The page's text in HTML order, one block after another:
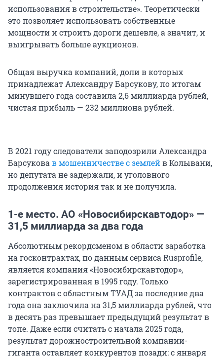
использования в строительстве». Теоретически
это позволяет использовать собственные
мощности и строить дороги дешевле, а значит, и
выигрывать больше аукционов.
Общая выручка компаний, доли в которых
принадлежат Александру Барсукову, по итогам
минувшего года составила 2,6 миллиарда рублей,
чистая прибыль — 232 миллиона рублей.
В 2021 году следователи заподозрили Александра
Барсукова в мошенничестве с землейв Колывани,
но депутата не задержали, и уголовного
продолжения история так и не получила.
1-е место. АО «Новосибирскавтодор» —
31,5 миллиарда за два года
Абсолютным рекордсменом в области заработка
на госконтрактах, по данным сервиса Rusprofile,
является компания «Новосибирскавтодор»,
зарегистрированная в 1995 году. Только
контрактов с областным ТУАД за последние два
года она заключила на 31,5 миллиарда рублей, что
в десять раз превышает предыдущий результат в
топе. Даже если считать с начала 2025 года,
результат дорожностроительной компании-
гиганта оставляет конкурентов позади: с января